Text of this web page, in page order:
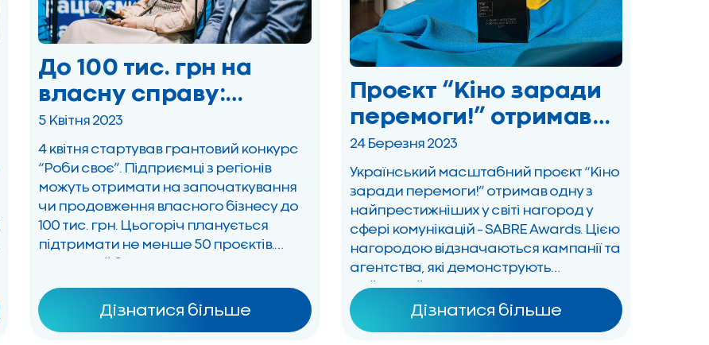
До 100 тис. грн на
власну справу:
стартував конкурс
бізнес-ідей для
підприємців у
регіонах “Роби своє”
5 Квітня 2023
4 квітня стартував грантовий конкурс
“Роби своє”. Підприємці з регіонів
можуть отримати на започаткування
чи продовження власного бізнесу до
100 тис. грн. Цьогоріч планується
підтримати не менше 50 проєктів.
Сумарний бюджет конкурсу становить
підтримці бізнес-проєктів ми
визначили продовольчу безпеку. Торік
Дізнатися більше
Проєкт “Кіно заради
перемоги!” отримав
одну з
найпрестижніших у
світі нагород з
комунікацій SABRE
Awards
24 Березня 2023
Український масштабний проєкт “Кіно
заради перемоги!” отримав одну з
найпрестижніших у світі нагород у
сфері комунікацій – SABRE Awards. Цією
нагородою відзначаються кампанії та
агентства, які демонструють
найвищий рівень стратегічного
планування, креативності та бізнес-
результатів. Цьогоріч у категорії
Дізнатися більше